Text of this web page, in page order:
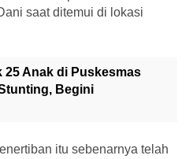
saat ditemui di lokasi
25 Anak di Puskesmas
Begini
itu sebenarnya telah